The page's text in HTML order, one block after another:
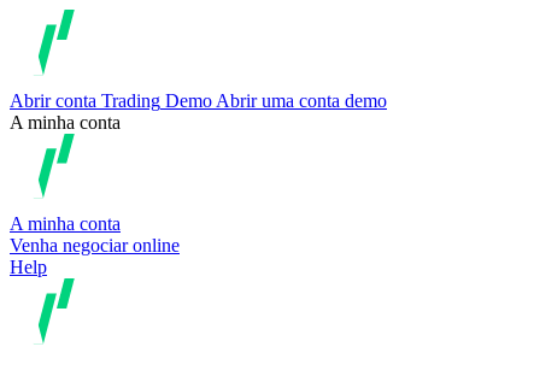
Abrir conta Trading Demo Abrir uma conta demo
A minha conta
A minha conta
Venha negociar online
Help